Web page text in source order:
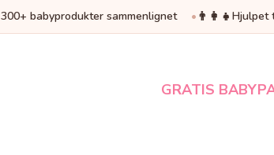
300+ babyprodukter sammenlignet 👨‍👩‍👧 Hjulpet
GRATIS